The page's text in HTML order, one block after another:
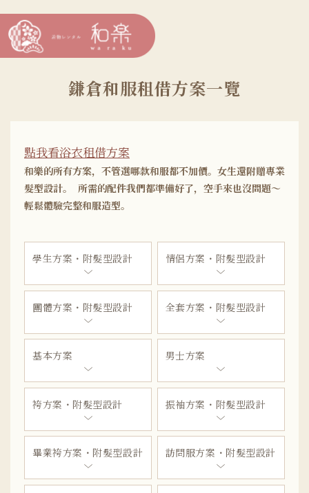
鎌倉和服租借方案一覽
點我看浴衣租借方案
和樂的所有方案，不管選哪款和服都不加價。女生還附贈專業
髮型設計。 所需的配件我們都準備好了，空手來也沒問題～
輕鬆體驗完整和服造型。
學生方案・附髮型設計 情侶方案・附髮型設計
團體方案・附髮型設計 全套方案・附髮型設計
基本方案 男士方案
袴方案・附髮型設計 振袖方案・附髮型設計
畢業袴方案・附髮型設計 訪問服方案・附髮型設計